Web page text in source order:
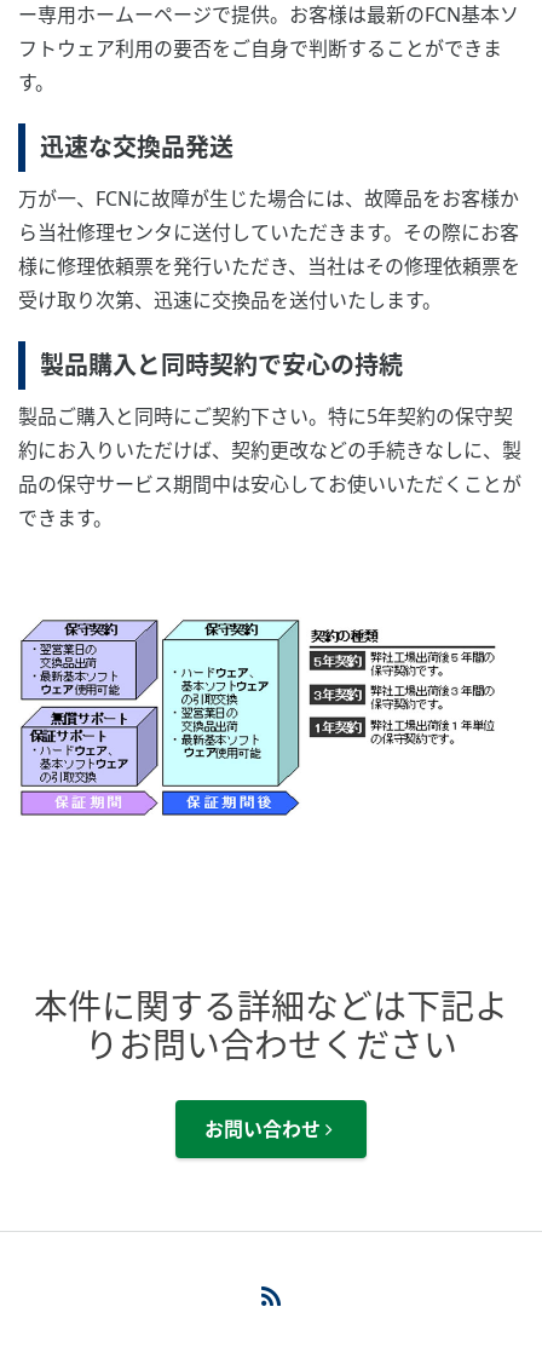
ー専用ホームーページで提供。お客様は最新のFCN基本ソ
フトウェア利用の要否をご自身で判断することができま
す。
迅速な交換品発送
万が一、FCNに故障が生じた場合には、故障品をお客様か
ら当社修理センタに送付していただきます。その際にお客
様に修理依頼票を発行いただき、当社はその修理依頼票を
受け取り次第、迅速に交換品を送付いたします。
製品購入と同時契約で安心の持続
製品ご購入と同時にご契約下さい。特に5年契約の保守契
約にお入りいただけば、契約更改などの手続きなしに、製
品の保守サービス期間中は安心してお使いいただくことが
できます。
本件に関する詳細などは下記よ
りお問い合わせください
お問い合わせ